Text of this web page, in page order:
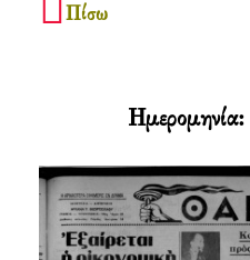
Πίσω
Ημερομηνία: